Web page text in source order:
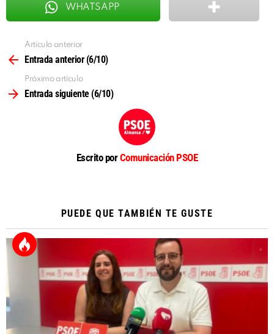
i
WHATSAPP
más
Artículo anterior
Entrada anterior (6/10)
Próximo artículo
Entrada siguiente (6/10)
Escrito porComunicación PSOE
PUEDE QUE TAMBIÉN TE GUSTE